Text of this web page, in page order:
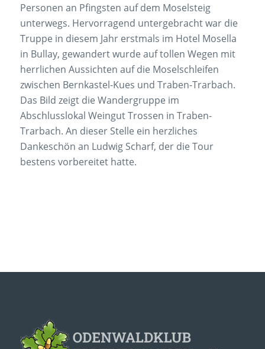
Personen an Pfingsten auf dem Moselsteig
unterwegs. Hervorragend untergebracht war die
Truppe in diesem Jahr erstmals im Hotel Mosella
in Bullay, gewandert wurde auf tollen Wegen mit
herrlichen Aussichten auf die Moselschleifen
zwischen Bernkastel-Kues und Traben-Trarbach.
Das Bild zeigt die Wandergruppe im
Abschlusslokal Weingut Trossen in Traben-
Trarbach. An dieser Stelle ein herzliches
Dankeschön an Ludwig Scharf, der die Tour
bestens vorbereitet hatte.